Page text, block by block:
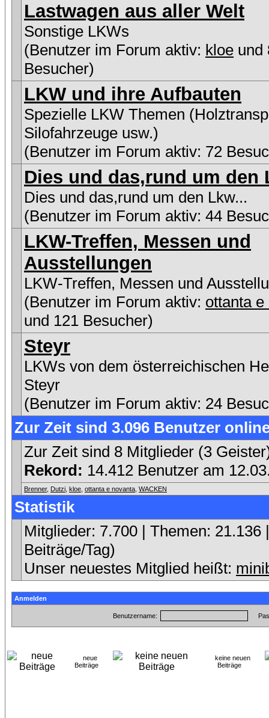
Lastwagen aus aller Welt
Sonstige LKWs
(Benutzer im Forum aktiv: kloe und
Besucher)
LKW und ihre Aufbauten
Spezielle LKW Themen
Silofahrzeuge usw.)
(Benutzer im Forum aktiv: 72
Dies und das,rund um den
Dies und das,rund um den Lkw...
(Benutzer im Forum aktiv: 44
LKW-Treffen, Messen und
Ausstellungen
LKW-Treffen, Messen und
(Benutzer im Forum aktiv: ottanta
und 121 Besucher)
Steyr
LKWs von dem österreichischen
Steyr
(Benutzer im Forum aktiv: 24
Zur Zeit sind 3.096 Benutzer
Zur Zeit sind 8 Mitglieder (3
Rekord: 14.412 Benutzer am
Brenner, Dutzi kloe ottanta e novanta WACKEN
Statistik
Mitglieder: 7.700 | Themen:
Beiträge/Tag)
Unser neuestes Mitglied heißt:
Anmelden
Benutzername:
neue
Beiträge
keine neuen
Beiträge